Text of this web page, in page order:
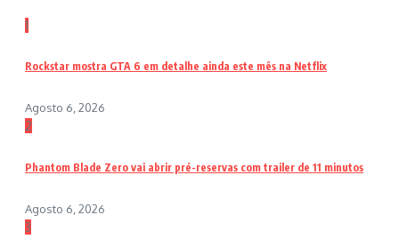
1
Rockstar mostra GTA 6 em detalhe ainda este mês na Netflix
Agosto 6, 2026
2
Phantom Blade Zero vai abrir pré-reservas com trailer de 11 minutos
Agosto 6, 2026
3